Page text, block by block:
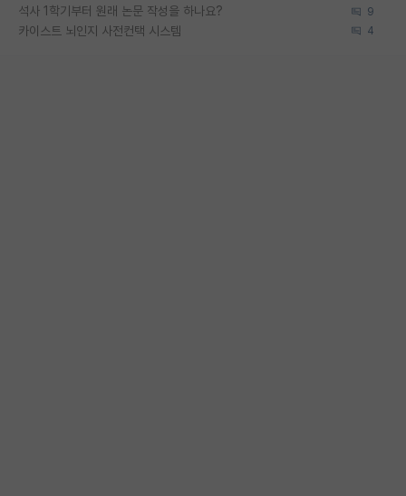
석사 1학기부터 원래 논문 작성을 하나요? 9
카이스트 뇌인지 사전컨택 시스템 4